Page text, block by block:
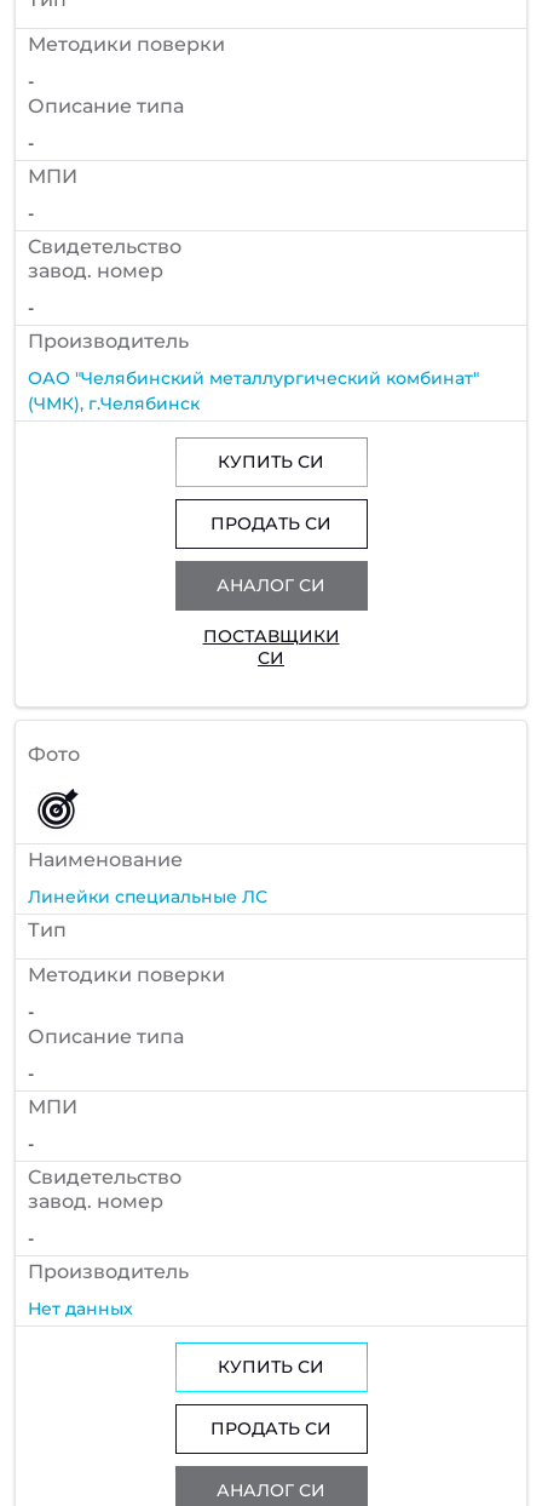
Методики поверки
-
Описание типа
-
МПИ
-
Cвидетельство
завод. номер
-
Производитель
ОАО "Челябинский металлургический комбинат"
(ЧМК), г.Челябинск
КУПИТЬ СИ
ПРОДАТЬ СИ
АНАЛОГ СИ
ПОСТАВЩИКИ
СИ
Фото
Наименование
Линейки специальные ЛС
Тип
Методики поверки
-
Описание типа
-
МПИ
-
Cвидетельство
завод. номер
-
Производитель
Нет данных
КУПИТЬ СИ
ПРОДАТЬ СИ
АНАЛОГ СИ